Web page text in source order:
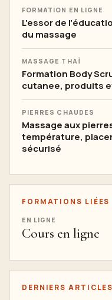
FORMATION EN LIGNE
L'essor de
du massage
MASSAGE THAÏ
Formation Body
cutanee, produits
PIERRES CHAUDES
Massage aux
température,
sécurisé
FORMATIONS LIÉES
EN LIGNE
Cours en ligne
DERNIERS ARTICLES